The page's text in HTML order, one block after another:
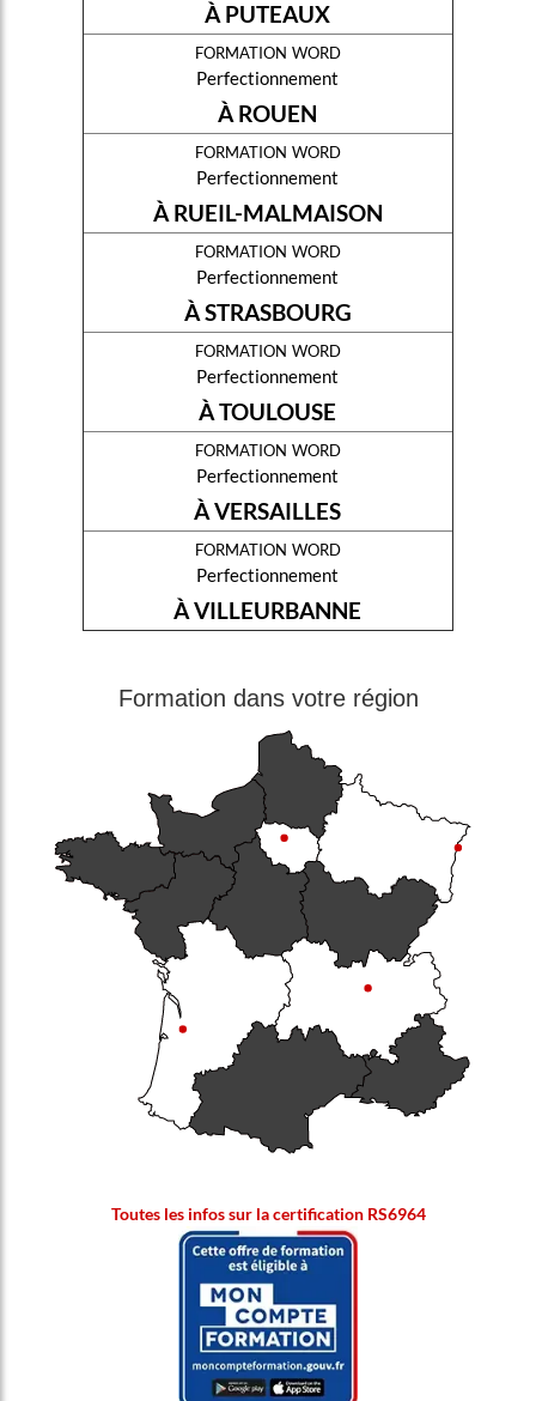
À PUTEAUX
formation word
Perfectionnement
À ROUEN
formation word
Perfectionnement
À RUEIL-MALMAISON
formation word
Perfectionnement
À STRASBOURG
formation word
Perfectionnement
À TOULOUSE
formation word
Perfectionnement
À VERSAILLES
formation word
Perfectionnement
À VILLEURBANNE
Formation dans votre région
Toutes les infos sur la certification RS6964